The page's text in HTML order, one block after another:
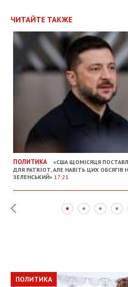
ЧИТАЙТЕ ТАКЖЕ
ПОЛИТИКА
«США ЩОМІСЯЦЯ
ДЛЯ PATRIOT, АЛЕ НАВІТЬ ЦИХ ОБСЯГІВ
ЗЕЛЕНСЬКИЙ» 17:21
ПОЛИТИКА
ПОЛИТИКА
ОБЩЕСТВО
ПОЛИТИКА
ЭКОНОМИКА